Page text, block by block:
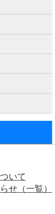
いて
せ（一覧）